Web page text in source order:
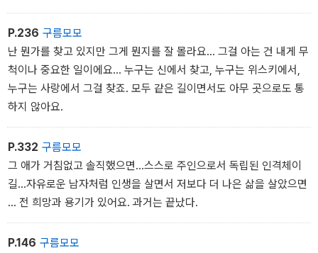
P.236 구름모모
난 뭔가를 찾고 있지만 그게 뭔지를 잘 몰라요... 그걸 아는 건 내게 무
척이나 중요한 일이에요... 누구는 신에서 찾고, 누구는 위스키에서,
누구는 사랑에서 그걸 찾죠. 모두 같은 길이면서도 아무 곳으로도 통
하지 않아요.
P.332 구름모모
그 애가 거침없고 솔직했으면...스스로 주인으로서 독립된 인격체이
길...자유로운 남자처럼 인생을 살면서 저보다 더 나은 삶을 살았으면
... 전 희망과 용기가 있어요. 과거는 끝났다.
P.146 구름모모